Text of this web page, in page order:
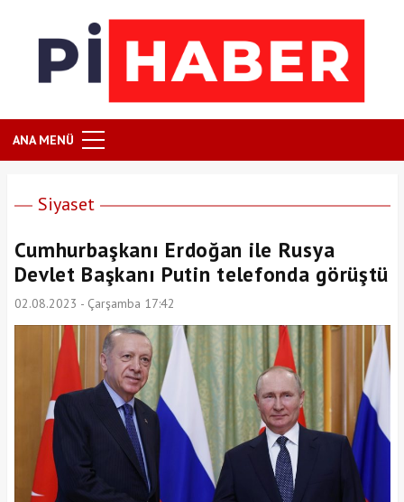
ANA MENÜ
Siyaset
Cumhurbaşkanı Erdoğan ile Rusya
Devlet Başkanı Putin telefonda görüştü
02.08.2023 - Çarşamba 17:42